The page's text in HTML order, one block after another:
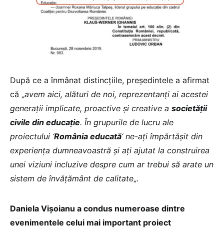
După ce a înmânat distincțiile, președintele a afirmat
că „avem aici, alături de noi, reprezentanți ai acestei
generații implicate, proactive și creative a societății
civile din educație. În grupurile de lucru ale
proiectului ‘România educată‘ ne-ați împărtășit din
experiența dumneavoastră și ați ajutat la construirea
unei viziuni incluzive despre cum ar trebui să arate un
sistem de învățământ de calitate„.
Daniela Vișoianu a condus numeroase dintre
evenimentele celui mai important proiect